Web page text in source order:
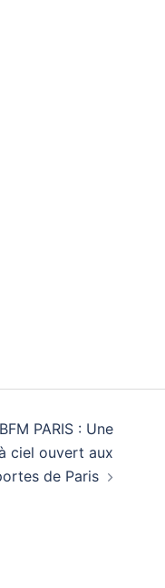
PARIS : Une
ciel ouvert aux
de Paris